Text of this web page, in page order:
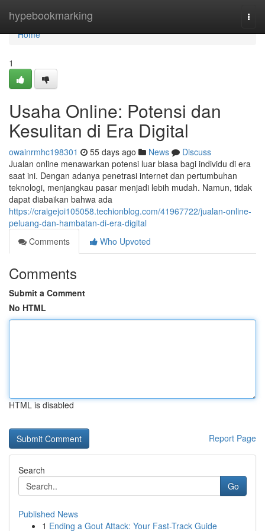
hypebookmarking
Home
Home
1
Usaha Online: Potensi dan
Kesulitan di Era Digital
owainrmhc198301 55 days ago News
Discuss
Jualan online menawarkan potensi luar biasa bagi individu di era
saat ini. Dengan adanya penetrasi internet dan pertumbuhan
teknologi, menjangkau pasar menjadi lebih mudah. Namun, tidak
dapat diabaikan bahwa ada
https://craigejoi105058.techionblog.com/41967722/jualan-online-
peluang-dan-hambatan-di-era-digital
Comments
Who Upvoted
Comments
Submit a Comment
No HTML
HTML is disabled
Report Page
Search
Go
Published News
1 Ending a Gout Attack: Your Fast-Track Guide